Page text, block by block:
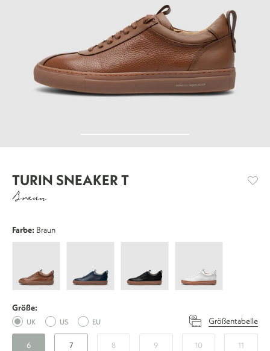
TURIN SNEAKER T
Braun
Farbe: Braun
Braun
Weiß
Größe:
UK US EU Größentabelle
6 7 8 9 10 11